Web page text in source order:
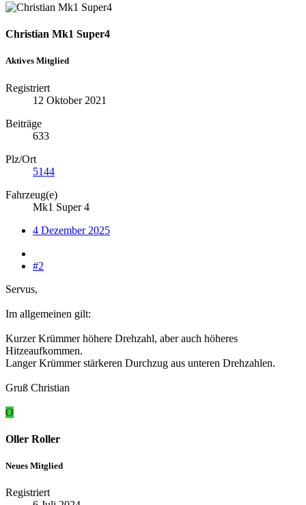
Christian Mk1 Super4
Aktives Mitglied
Registriert
12 Oktober 2021
Beiträge
633
Plz/Ort
5144
Fahrzeug(e)
Mk1 Super 4
4 Dezember 2025
#2
Servus,
Im allgemeinen gilt:
Kurzer Krümmer höhere Drehzahl, aber auch höheres
Hitzeaufkommen.
Langer Krümmer stärkeren Durchzug aus unteren Drehzahlen.
Gruß Christian
O
Oller Roller
Neues Mitglied
Registriert